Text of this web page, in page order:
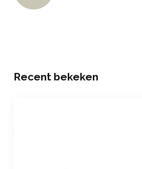
Recent bekeken